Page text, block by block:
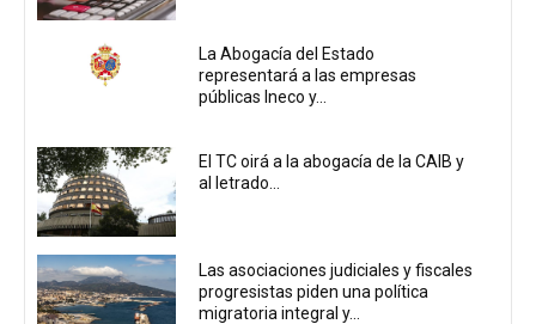
La Abogacía del Estado
representará a las empresas
públicas Ineco y...
El TC oirá a la abogacía de la CAIB y
al letrado...
Las asociaciones judiciales y fiscales
progresistas piden una política
migratoria integral y...